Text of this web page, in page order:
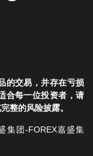
的交易，并存在亏损
合每一位投资者，请
整的风险披露。
集团-FOREX嘉盛集